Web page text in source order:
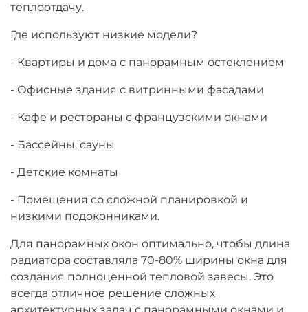
теплоотдачу.
Где используют низкие модели?
- Квартиры и дома с панорамным остеклением
- Офисные здания с витринными фасадами
- Кафе и рестораны с французскими окнами
- Бассейны, сауны
- Детские комнаты
- Помещения со сложной планировкой и
низкими подоконниками.
Для панорамных окон оптимально, чтобы длина
радиатора составляла 70-80% ширины окна для
создания полноценной тепловой завесы. Это
всегда отличное решение сложных